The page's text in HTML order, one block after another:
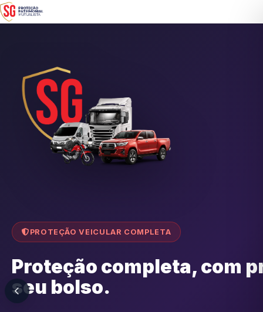
PROTEÇÃO VEICULAR COMPLETA
Proteção completa, com
seu bolso.